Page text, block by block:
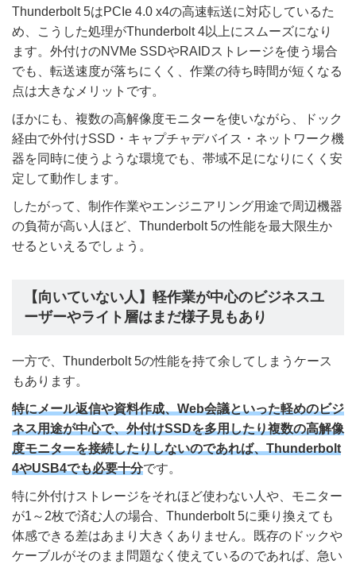
Thunderbolt 5はPCIe 4.0 x4の高速転送に対応しているた
め、こうした処理がThunderbolt 4以上にスムーズになり
ます。外付けのNVMe SSDやRAIDストレージを使う場合
でも、転送速度が落ちにくく、作業の待ち時間が短くなる
点は大きなメリットです。
ほかにも、複数の高解像度モニターを使いながら、ドック
経由で外付けSSD・キャプチャデバイス・ネットワーク機
器を同時に使うような環境でも、帯域不足になりにくく安
定して動作します。
したがって、制作作業やエンジニアリング用途で周辺機器
の負荷が高い人ほど、Thunderbolt 5の性能を最大限生か
せるといえるでしょう。
【向いていない人】軽作業が中心のビジネスユ
ーザーやライト層はまだ様子見もあり
一方で、Thunderbolt 5の性能を持て余してしまうケース
もあります。
特にメール返信や資料作成、Web会議といった軽めのビジ
ネス用途が中心で、外付けSSDを多用したり複数の高解像
度モニターを接続したりしないのであれば、Thunderbolt
4やUSB4でも必要十分です。
特に外付けストレージをそれほど使わない人や、モニター
が1～2枚で済む人の場合、Thunderbolt 5に乗り換えても
体感できる差はあまり大きくありません。既存のドックや
ケーブルがそのまま問題なく使えているのであれば、急い